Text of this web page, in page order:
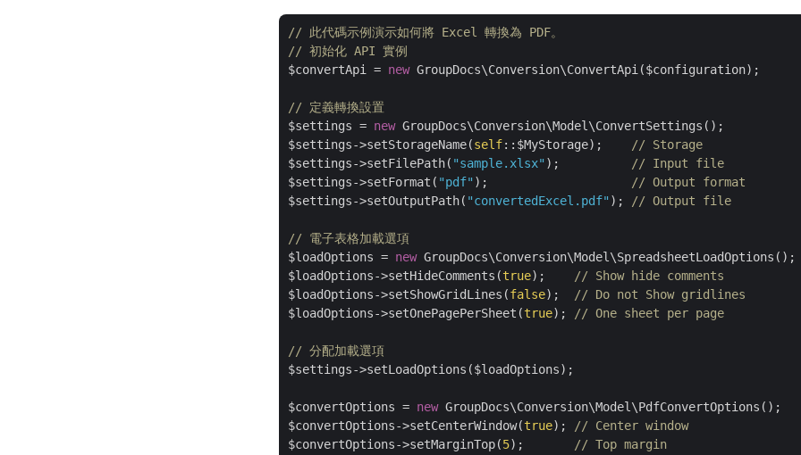
// 此代碼示例演示如何將 Excel 轉換為 PDF。
// 初始化 API 實例
$convertApi = new GroupDocs\Conversion\ConvertApi($configuration);
// 定義轉換設置
$settings = new GroupDocs\Conversion\Model\ConvertSettings();
$settings->setStorageName(self::$MyStorage);
// Storage
$settings->setFilePath( "sample.xlsx" );
// Input file
$settings->setFormat( "pdf" );
// Output format
$settings->setOutputPath( "convertedExcel.pdf" ); // Output file
// 電子表格加載選項
$loadOptions = new GroupDocs\Conversion\Model\SpreadsheetLoadOptions();
$loadOptions->setHideComments(true);
// Show hide comments
$loadOptions->setShowGridLines(false);
// Do not Show gridlines
$loadOptions->setOnePagePerSheet(true // One sheet per page
// 分配加載選項
$settings->setLoadOptions($loadOptions);
$convertOptions = new GroupDocs\Conversion\Model\PdfConvertOptions();
$convertOptions->setCenterWindow(true);
// Center window
$convertOptions->setMarginTop(5);
// Top margin